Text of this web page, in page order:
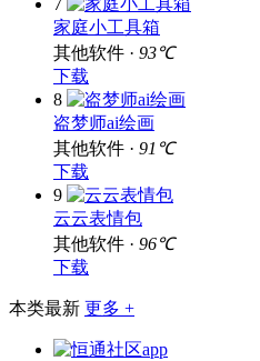
家庭小工具箱
其他软件 ·93℃
下载
8
盗梦师ai绘画
其他软件 ·91℃
下载
云云表情包
其他软件 ·96℃
下载
恒通社区app